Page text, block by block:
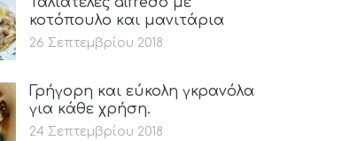
κοτόπουλο και μανιτάρια
26 Σεπτεμβρίου 2018
Γρήγορη και εύκολη γκρανόλα
για κάθε χρήση.
24 Σεπτεμβρίου 2018